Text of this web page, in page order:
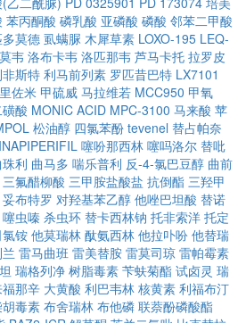
苯丙酮酸 磷乳酸 亚磷酸 磷酸 邻苯二甲酸
多莫德 虱螨脲 木犀草素 LOXO-195 LEQ-
韦 洛布卡韦 洛匹那韦 芦马卡托 拉罗皮
斯特 利马前列素 罗匹昔巴特 LX7101
佐米 甲硫威 马拉维若 MCC950 甲氧
酸 MONIC ACID MPC-3100 马来酸 苹
松油醇 四氯苯酚 tevenel 替占帕奈
噻吩那西林 噻吗洛尔 替吡
利 曲马多 喘乐普利 反-4-氯巴豆醇 曲前
三氟醋柳酸 三甲胺盐酸盐 抗倒酯 三羟甲
妥布特罗 对羟基苯乙醇 他唑巴坦酸 替诺
噻虫嗪 杀虫环 替卡西林钠 托非索洋 托定
铵 他莫瑞林 酞氨西林 他拉卟吩 他替瑞
雷马曲班 雷美替胺 雷莫司琼 雷帕霉素
瑞格列净 树脂毒素 苄蚨菊酯 试卤灵 瑞
那辛 大黄酸 利巴韦林 核黄素 利福布汀
胡毒素 布舍瑞林 布他磷 联萘酚磷酸酯